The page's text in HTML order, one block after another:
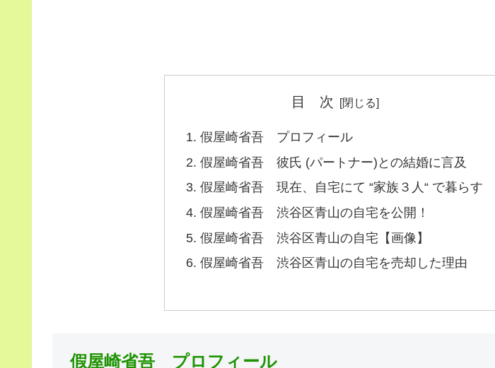
目 次
假屋崎省吾 プロフィール
假屋崎省吾 彼氏 (パートナー)との結婚に言及
假屋崎省吾 現在、自宅にて “家族３人“ で暮らす
假屋崎省吾 渋谷区青山の自宅を公開！
假屋崎省吾 渋谷区青山の自宅【画像】
假屋崎省吾 渋谷区青山の自宅を売却した理由
假屋崎省吾 プロフィール